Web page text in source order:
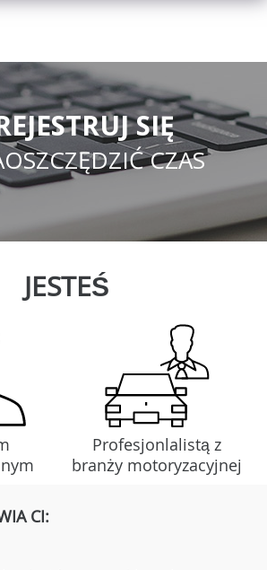
SIĘ
CZAS
JESTEŚ
Profesjonlalistą z
branży motoryzacyjnej
CI: